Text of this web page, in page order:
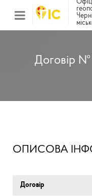
Договір №
ОПИСОВА
Договір